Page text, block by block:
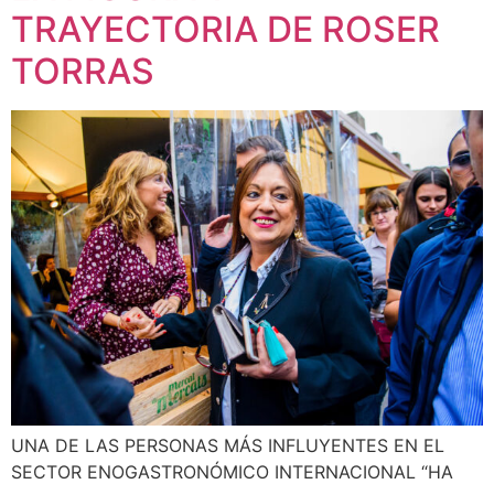
TRAYECTORIA DE ROSER
TORRAS
UNA DE LAS PERSONAS MÁS INFLUYENTES EN EL
SECTOR ENOGASTRONÓMICO INTERNACIONAL “HA